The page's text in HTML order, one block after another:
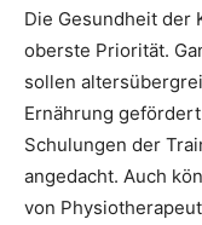
Die Gesundheit der
oberste Priorität.
sollen
Ernährung
Schulungen der
angedacht. Auch
von